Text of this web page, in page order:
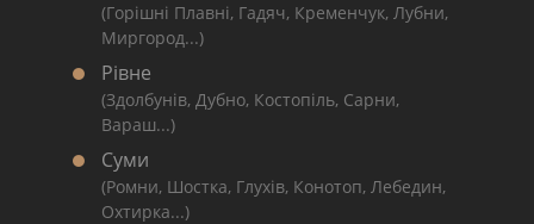
(Горішні Плавні, Гадяч, Кременчук, Лубни,
Миргород...)
Рівне
(Здолбунів, Дубно, Костопіль, Сарни,
Вараш...)
Суми
(Ромни, Шостка, Глухів, Конотоп, Лебедин,
Охтирка...)